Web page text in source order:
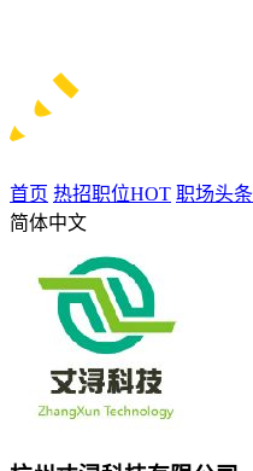
首页 热招职位HOT 职场头条
简体中文